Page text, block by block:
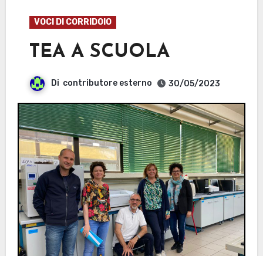
VOCI DI CORRIDOIO
TEA A SCUOLA
Di contributore esterno 30/05/2023